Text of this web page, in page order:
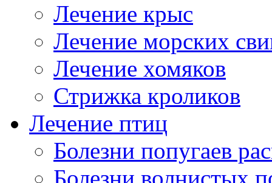
Лечение крыс
Лечение морских
Лечение хомяков
Стрижка кроликов
Лечение птиц
Болезни попугаев